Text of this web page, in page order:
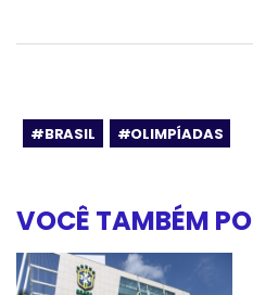
#BRASIL #OLIMPÍADAS
VOCÊ TAMBÉM